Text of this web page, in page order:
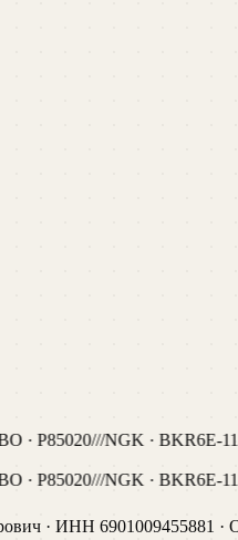
· P85020///NGK · BKR6E-11
· P85020///NGK · BKR6E-11
· ИНН 6901009455881 ·